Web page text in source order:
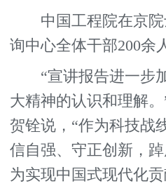
中国工程院在京院
询中心全体干部200余
“宣讲报告进一步
大精神的认识和理解
贺铨说，“作为科技战
信自强、守正创新，
为实现中国式现代化